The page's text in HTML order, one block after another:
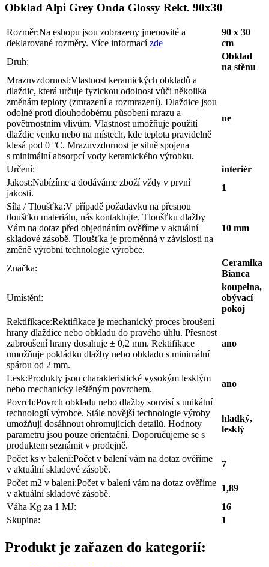
Obklad Alpi Grey Onda Glossy Rekt. 90x30
Rozměr:Na eshopu jsou zobrazeny jmenovité a
deklarované rozměry. Více informacízde
90 x 30
cm
Druh:
Obklad
na stěnu
Mrazuvzdornost:Vlastnost keramických obkladů a
dlaždic, která určuje fyzickou odolnost vůči několika
změnám teploty (zmrazení a rozmrazení). Dlaždice jsou
odolné proti dlouhodobému působení mrazu a
povětrnostním vlivům. Vlastnost umožňuje použití
dlaždic venku nebo na místech, kde teplota pravidelně
klesá pod 0 °C. Mrazuvzdornost je silně spojena
s minimální absorpcí vody keramického výrobku.
ne
Určení:
interiér
Jakost:Nabízíme a dodáváme zboží vždy v první
jakosti.
1
Síla / Tloušťka:V případě požadavku na přesnou
tloušťku materiálu, nás kontaktujte. Tloušťku dlažby
Vám na dotaz před objednáním ověříme v aktuální
skladové zásobě. Tloušťka je proměnná v závislosti na
změně výrobní technologie výrobce.
10 mm
Značka:
Ceramika
Bianca
Umístění:
koupelna,
obývací
pokoj
Rektifikace:Rektifikace je mechanický proces broušení
hrany dlaždice nebo obkladu do pravého úhlu. Přesnost
zabroušení hrany dosahuje ± 0,2 mm. Rektifikace
umožňuje pokládku dlažby nebo obkladu s minimální
spárou od 2 mm.
ano
Lesk:Produkty jsou charakteristické vysokým lesklým
nebo mechanicky leštěným povrchem.
ano
Povrch:Povrch obkladu nebo dlažby souvisí s unikátní
technologií výrobce. Stále novější technologie výroby
umožňují dosáhnout ohromujících detailů. Hodnoty
parametru jsou pouze orientační. Doporučujeme se s
produktem seznámit v prodejně.
hladký,
lesklý
Počet ks v balení:Počet v balení vám na dotaz ověříme
v aktuální skladové zásobě.
7
Počet m2 v balení:Počet v balení vám na dotaz ověříme
v aktuální skladové zásobě.
1,89
Váha Kg za 1 MJ:
16
Skupina:
1
Produkt je zařazen do kategorií: